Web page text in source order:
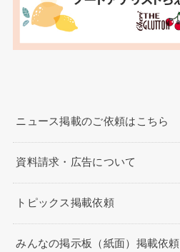
ニュース掲載のご依頼はこちら
資料請求・広告について
トピックス掲載依頼
みんなの掲示板（紙面）掲載依頼